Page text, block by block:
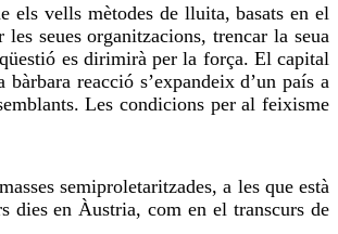
els vells mètodes de lluita, basats en el
seues organitzacions, trencar la seua
es dirimirà per la força. El capital
reacció s’expandeix d’un país a
Les condicions per al feixisme
semiproletaritzades, a les que està
dies en Àustria, com en el transcurs de